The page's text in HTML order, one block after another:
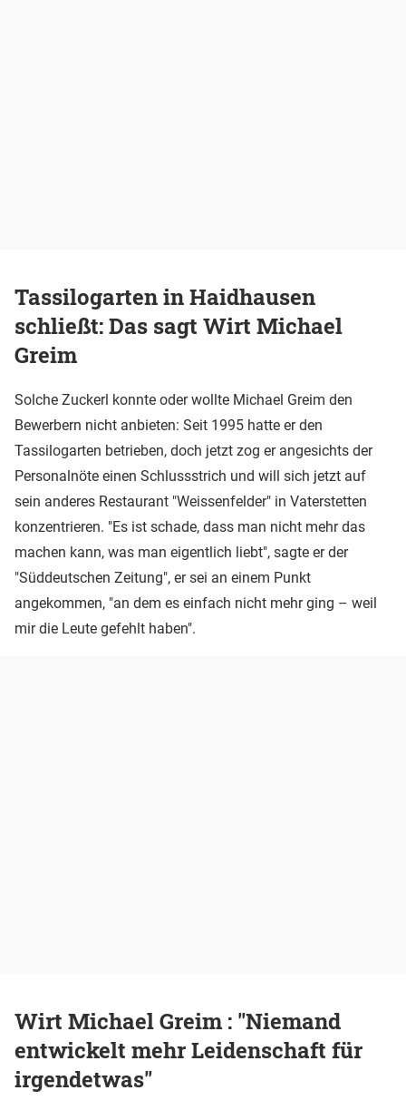
Tassilogarten in Haidhausen
schließt: Das sagt Wirt Michael
Greim
Solche Zuckerl konnte oder wollte Michael Greim den
Bewerbern nicht anbieten: Seit 1995 hatte er den
Tassilogarten betrieben, doch jetzt zog er angesichts der
Personalnöte einen Schlussstrich und will sich jetzt auf
sein anderes Restaurant "Weissenfelder" in Vaterstetten
konzentrieren. "Es ist schade, dass man nicht mehr das
machen kann, was man eigentlich liebt", sagte er der
"Süddeutschen Zeitung", er sei an einem Punkt
angekommen, "an dem es einfach nicht mehr ging – weil
mir die Leute gefehlt haben".
Wirt Michael Greim : "Niemand
entwickelt mehr Leidenschaft für
irgendetwas"